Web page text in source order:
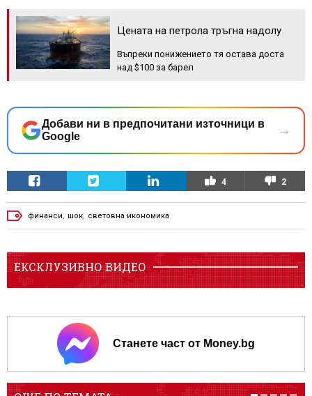
Цената на петрола тръгна надолу
Въпреки понижението тя остава доста
над $100 за барел
Добави ни в предпочитани източници в
Google
→
4 2
финанси, шок, световна икономика
ЕКСКЛУЗИВНО ВИДЕО
Станете част от Money.bg